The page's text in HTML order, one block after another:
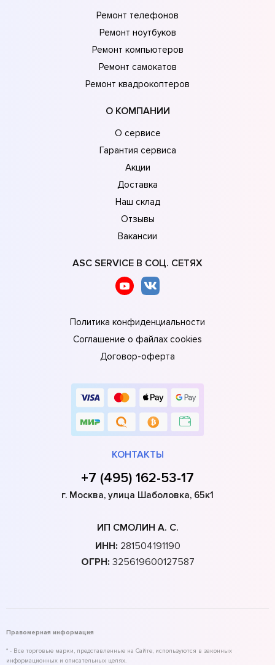
Ремонт телефонов
Ремонт ноутбуков
Ремонт компьютеров
Ремонт самокатов
Ремонт квадрокоптеров
О КОМПАНИИ
О сервисе
Гарантия сервиса
Акции
Доставка
Наш склад
Отзывы
Вакансии
ASC SERVICE В СОЦ. СЕТЯХ
Политика конфиденциальности
Соглашение о файлах cookies
Договор-оферта
КОНТАКТЫ
+7 (495) 162-53-17
г. Москва, улица Шаболовка, 65к1
ИП СМОЛИН А. С.
ИНН: 281504191190
ОГРН: 325619600127587
Правомерная информация
* - Все торговые марки, представленные на Сайте, используются в законных
информационных и описательных целях.